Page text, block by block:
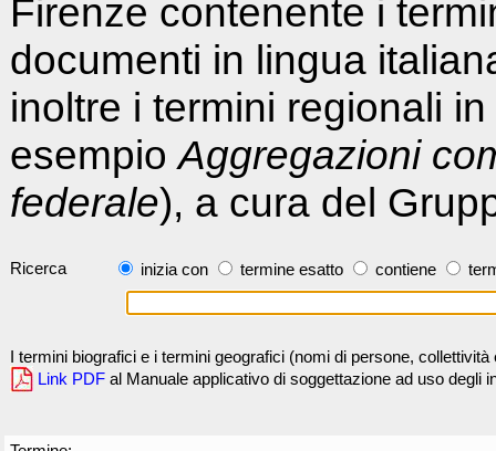
Firenze contenente i
documenti in lingua
inoltre i termini regionali
esempioAggregazioni
federale), a cura del
Ricerca inizia con termine esatto contiene
I termini biografici e i termini geografici (nomi di persone,
Link PDF al Manuale applicativo di soggettazione ad uso degli